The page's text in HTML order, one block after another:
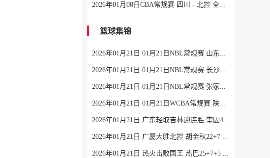
2026年01月08日CBA常规赛 四川 - 北控 全场录像
篮球集锦
2026年01月21日 01月21日NBL常规赛 山东蜜獾 94 - 101 焦作文旅 全场集锦
2026年01月21日 01月21日NBL常规赛 长沙勇胜 96 - 108 江西鲸裕清酒 全场集锦
2026年01月21日 01月21日NBL常规赛 张家口体文旅 75 - 97 湖北文旅 全场集锦
2026年01月21日 01月21日WCBA常规赛 陕西女篮 77 - 103 山东女篮 全场集锦
2026年01月21日 广东轻取吉林迎连胜 奎因42+7+8 徐杰15+6 姜伟泽27分
2026年01月21日 广厦大胜北控 胡金秋22+7 布朗26+6 廖三宁9中3
2026年01月21日 热火击败国王 热巴25+7+5 威少22+6+6失误 德罗赞两度引冲突